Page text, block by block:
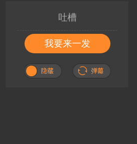
吐槽
我要来一发